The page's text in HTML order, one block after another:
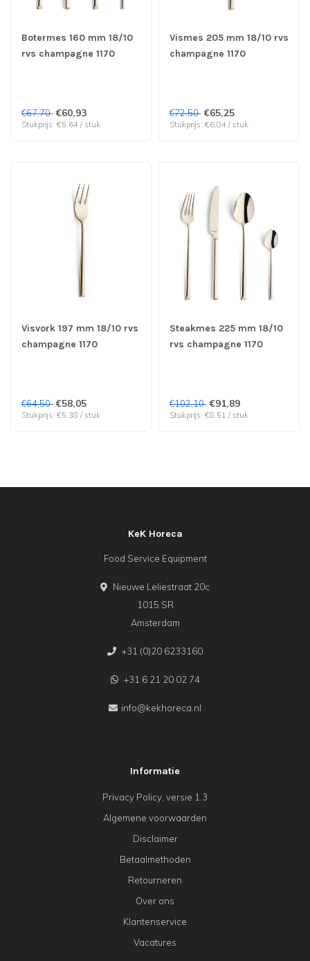
Botermes 160 mm 18/10
rvs champagne 1170
€67,70 €60,93
Stukprijs: €5,64 / stuk
Vismes 205 mm 18/10 rvs
champagne 1170
€72,50 €65,25
Stukprijs: €6,04 / stuk
Visvork 197 mm 18/10 rvs
champagne 1170
€64,50 €58,05
Stukprijs: €5,38 / stuk
Steakmes 225 mm 18/10
rvs champagne 1170
€102,10 €91,89
Stukprijs: €8,51 / stuk
KeK Horeca
Food Service Equipment
Nieuwe Leliestraat 20c
1015 SR
Amsterdam
+31 (0)20 6233160
+31 6 21 20 02 74
info@kekhoreca.nl
Informatie
Privacy Policy, versie 1.3
Algemene voorwaarden
Disclaimer
Betaalmethoden
Retourneren
Over ons
Klantenservice
Vacatures